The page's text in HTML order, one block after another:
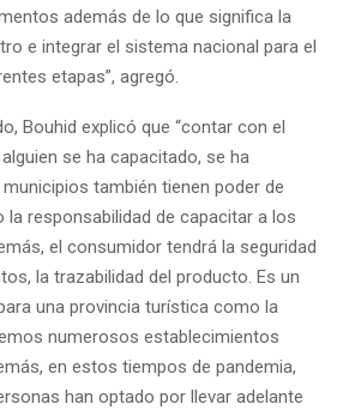
además de lo que significa la
e integrar el sistema nacional para el
etapas”, agregó.
Bouhid explicó que “contar con el
se ha capacitado, se ha
también tienen poder de
responsabilidad de capacitar a los
el consumidor tendrá la seguridad
la trazabilidad del producto. Es un
una provincia turística como la
numerosos establecimientos
en estos tiempos de pandemia,
han optado por llevar adelante